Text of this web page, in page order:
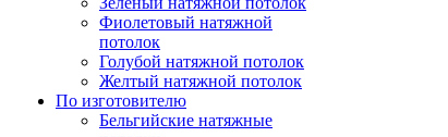
Фиолетовый натяжной
потолок
Голубой натяжной потолок
Желтый натяжной потолок
По изготовителю
Бельгийские натяжные